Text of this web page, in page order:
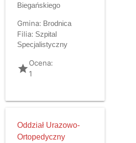
Biegańskiego
Gmina: Brodnica
Filia: Szpital
Specjalistyczny
gradeOcena:
1
Oddział Urazowo-
Ortopedyczny